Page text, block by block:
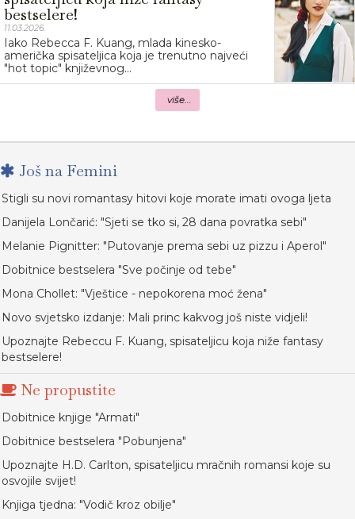
bestselere!
11.03.2026.
Iako Rebecca F. Kuang, mlada kinesko-
američka spisateljica koja je trenutno najveći
"hot topic" književnog...
više...
Još na Femini
Stigli su novi romantasy hitovi koje morate imati ovoga ljeta
Danijela Lončarić: "Sjeti se tko si, 28 dana povratka sebi"
Melanie Pignitter: "Putovanje prema sebi uz pizzu i Aperol"
Dobitnice bestselera "Sve počinje od tebe"
Mona Chollet: "Vještice - nepokorena moć žena"
Novo svjetsko izdanje: Mali princ kakvog još niste vidjeli!
Upoznajte Rebeccu F. Kuang, spisateljicu koja niže fantasy
bestselere!
Ne propustite
Dobitnice knjige "Armati"
Dobitnice bestselera "Pobunjena"
Upoznajte H.D. Carlton, spisateljicu mračnih romansi koje su
osvojile svijet!
Knjiga tjedna: "Vodič kroz obilje"